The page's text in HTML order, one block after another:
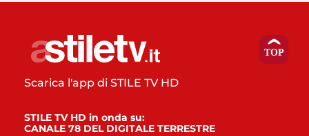
Scarica l'app di STILE TV HD
STILE TV HD in onda su:
CANALE 78 DEL DIGITALE TERRESTRE